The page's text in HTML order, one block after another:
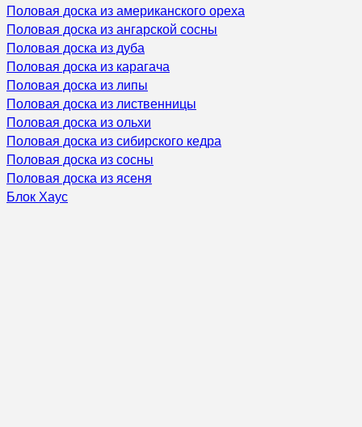
Половая доска из американского ореха
Половая доска из ангарской сосны
Половая доска из дуба
Половая доска из карагача
Половая доска из липы
Половая доска из лиственницы
Половая доска из ольхи
Половая доска из сибирского кедра
Половая доска из сосны
Половая доска из ясеня
Блок Хаус